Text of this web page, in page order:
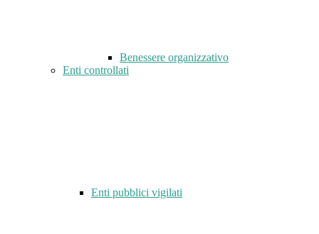
Benessere organizzativo
Enti controllati
Enti pubblici vigilati